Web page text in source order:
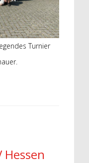
Turnier
Hessen